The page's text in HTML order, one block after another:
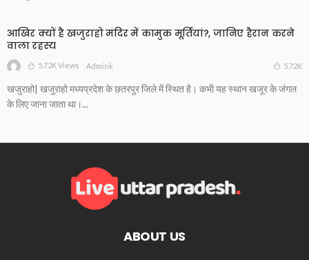
आखिर क्यों है खजुराहो मंदिर में कामुक मूर्तियां?, जानिए हैरान करने
वाला रहस्य
5.72K Views Admink 5.72K
खजुराहो| खजुराहो मध्यप्रदेश के छतरपुर जिले में स्थित है। कभी यह स्थान खजूर के जंगल
के लिए जाना जाता था।...
ABOUT US